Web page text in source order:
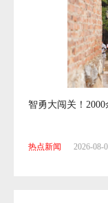
智勇大闯关！
热点新闻 2026-08-